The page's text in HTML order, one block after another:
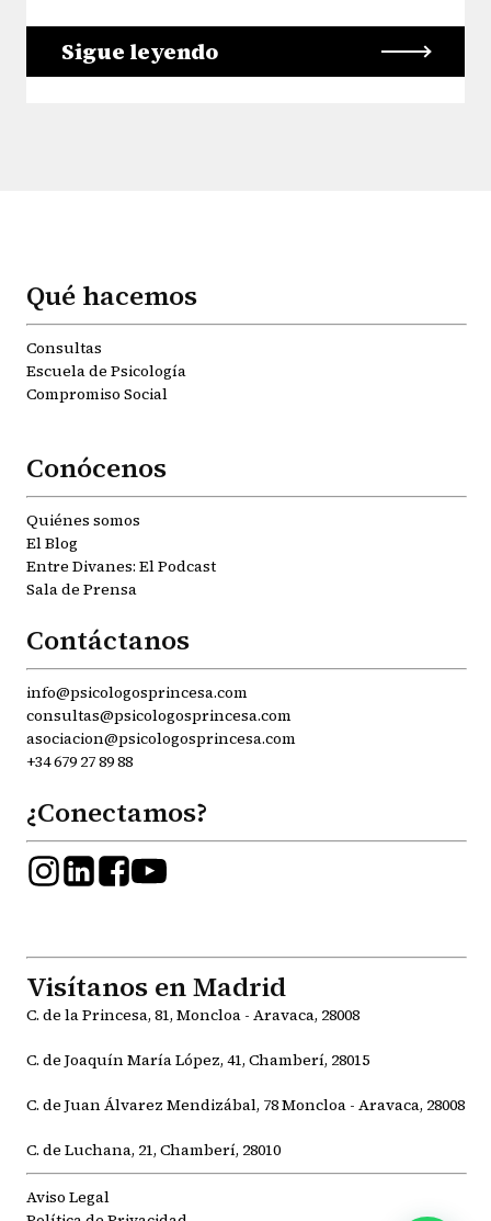
Sigue leyendo
Qué hacemos
Consultas
Escuela de Psicología
Compromiso Social
Conócenos
Quiénes somos
El Blog
Entre Divanes: El Podcast
Sala de Prensa
Contáctanos
info@psicologosprincesa.com
consultas@psicologosprincesa.com
asociacion@psicologosprincesa.com
+34 679 27 89 88
¿Conectamos?
Visítanos en Madrid
C. de la Princesa, 81, Moncloa - Aravaca, 28008
C. de Joaquín María López, 41, Chamberí, 28015
C. de Juan Álvarez Mendizábal, 78 Moncloa - Aravaca, 28008
C. de Luchana, 21, Chamberí, 28010
Aviso Legal